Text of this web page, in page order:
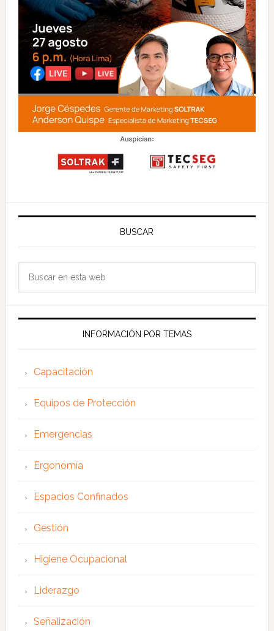
BUSCAR
web
INFORMACIÓN POR TEMAS
Capacitación
Equipos de Protección
Emergencias
Ergonomía
Espacios Confinados
Gestión
Higiene Ocupacional
Liderazgo
Señalización